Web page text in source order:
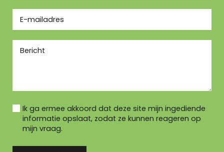
Ik ga ermee akkoord dat deze site mijn ingediende
informatie opslaat, zodat ze kunnen reageren op
mijn vraag.